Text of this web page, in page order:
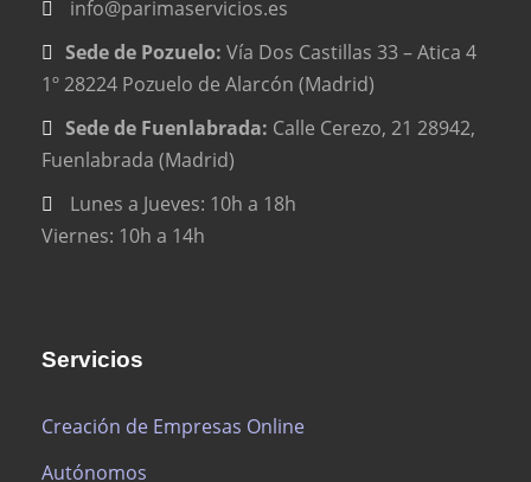
info@parimaservicios.es
Sede de Pozuelo: Vía Dos Castillas 33 – Atica 4
1º 28224 Pozuelo de Alarcón (Madrid)
Sede de Fuenlabrada: Calle Cerezo, 21 28942,
Fuenlabrada (Madrid)
Lunes a Jueves: 10h a 18h
Viernes: 10h a 14h
Servicios
Creación de Empresas Online
Autónomos